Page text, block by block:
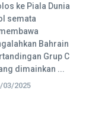
ke Piala Dunia
semata
Bahrain
Grup C
dimainkan ...
03/2025